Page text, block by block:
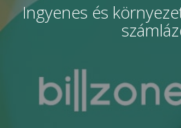
Ingyenes és